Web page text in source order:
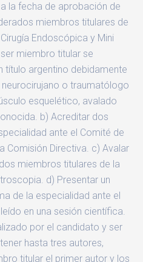
la fecha de aprobación de
miembros titulares de
Endoscópica y Mini
miembro titular se
título argentino debidamente
o traumatólogo
esquelético, avalado
b) Acreditar dos
ante el Comité de
Comisión Directiva. c) Avalar
miembros titulares de la
d) Presentar un
de la especialidad ante el
en una sesión científica.
por el candidato y ser
hasta tres autores,
titular el primer autor y los